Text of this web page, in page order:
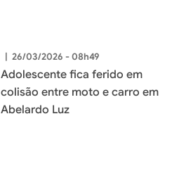
| 26/03/2026 - 08h49
Adolescente fica ferido em
colisão entre moto e carro em
Abelardo Luz